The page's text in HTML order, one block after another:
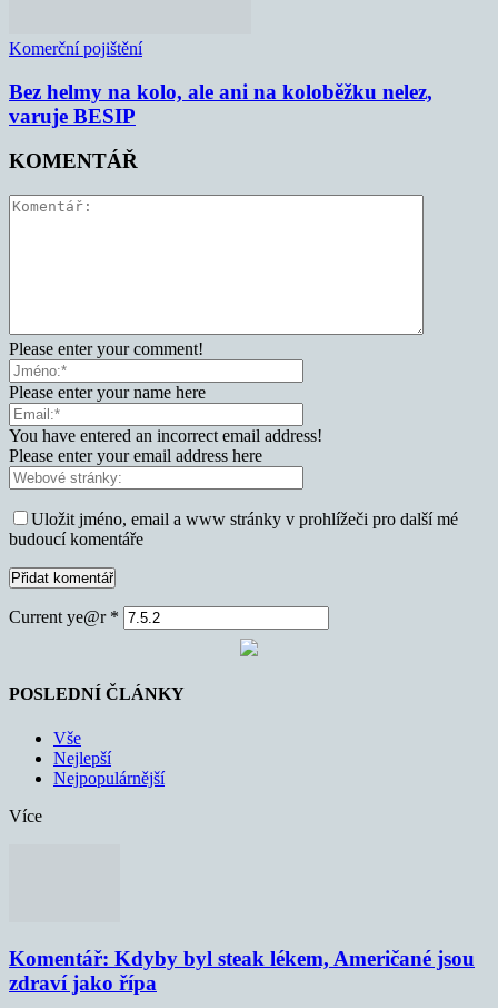
Komerční pojištění
Bez helmy na kolo, ale ani na koloběžku nelez,
varuje BESIP
KOMENTÁŘ
Please enter your comment!
Please enter your name here
You have entered an incorrect email address!
Please enter your email address here
Uložit jméno, email a www stránky v prohlížeči pro další mé
budoucí komentáře
Current ye@r *
POSLEDNÍ ČLÁNKY
Vše
Nejlepší
Nejpopulárnější
Více
Komentář: Kdyby byl steak lékem, Američané jsou
zdraví jako řípa